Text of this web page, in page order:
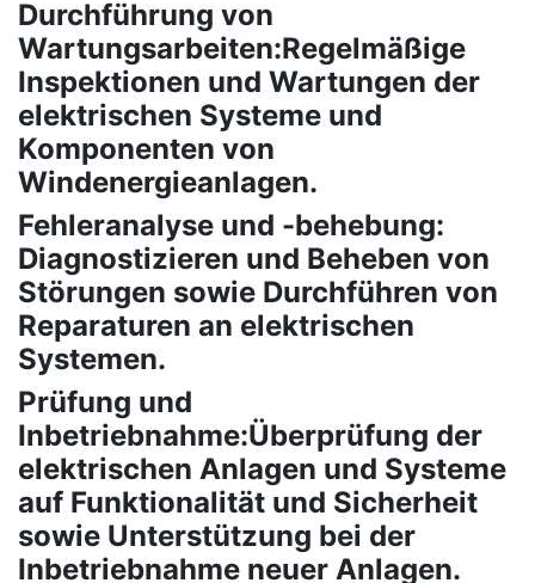
Durchführung von
Wartungsarbeiten:Regelmäßige
Inspektionen und Wartungen der
elektrischen Systeme und
Komponenten von
Windenergieanlagen.
Fehleranalyse und -behebung:
Diagnostizieren und Beheben von
Störungen sowie Durchführen von
Reparaturen an elektrischen
Systemen.
Prüfung und
Inbetriebnahme:Überprüfung der
elektrischen Anlagen und Systeme
auf Funktionalität und Sicherheit
sowie Unterstützung bei der
Inbetriebnahme neuer Anlagen.